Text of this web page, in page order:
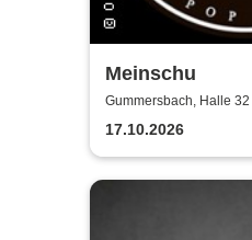
Meinschu
Gummersbach, Halle 32
17.10.2026